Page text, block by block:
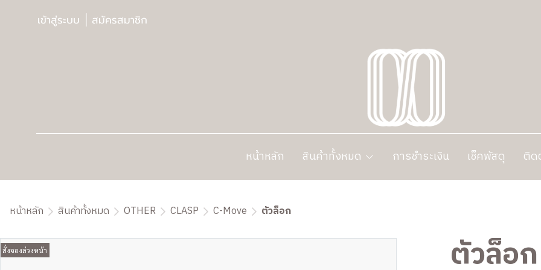
เข้าสู่ระบบ สมัครสมาชิก
หน้าหลัก สินค้าทั้งหมด การชำระเงิน เช็คพัสดุ ติด
หน้าหลัก สินค้าทั้งหมด OTHER CLASP C-Move ตัวล็อก
สั่งจองล่วงหน้า ตัวล็อก